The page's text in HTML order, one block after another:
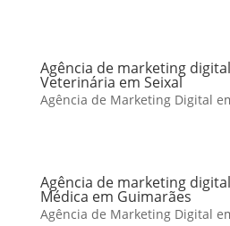
Agência de marketing
Veterinária em Seixal
Agência de Marketing Digital
Agência de marketing
Médica em Guimarães
Agência de Marketing Digital